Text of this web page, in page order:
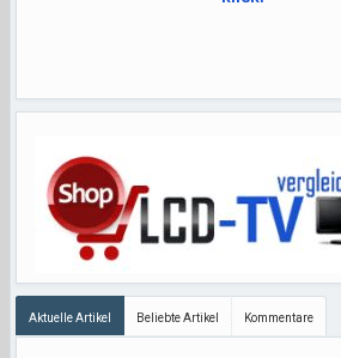
Aktuelle Artikel Beliebte Artikel Kommentare